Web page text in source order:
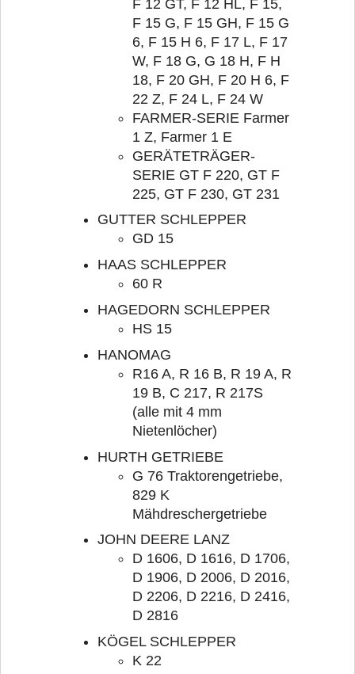
F 12 GT, F 12 HL, F 15,
F 15 G, F 15 GH, F 15 G
6, F 15 H 6, F 17 L, F 17
W, F 18 G, G 18 H, F H
18, F 20 GH, F 20 H 6, F
22 Z, F 24 L, F 24 W
FARMER-SERIE Farmer
1 Z, Farmer 1 E
GERÄTETRÄGER-
SERIE GT F 220, GT F
225, GT F 230, GT 231
GUTTER SCHLEPPER
GD 15
HAAS SCHLEPPER
60 R
HAGEDORN SCHLEPPER
HS 15
HANOMAG
R16 A, R 16 B, R 19 A, R
19 B, C 217, R 217S
(alle mit 4 mm
Nietenlöcher)
HURTH GETRIEBE
G 76 Traktorengetriebe,
829 K
Mähdreschergetriebe
JOHN DEERE LANZ
D 1606, D 1616, D 1706,
D 1906, D 2006, D 2016,
D 2206, D 2216, D 2416,
D 2816
KÖGEL SCHLEPPER
K 22